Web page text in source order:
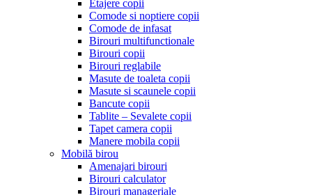
Etajere copii
Comode si noptiere copii
Comode de infasat
Birouri multifunctionale
Birouri copii
Birouri reglabile
Masute de toaleta copii
Masute si scaunele copii
Bancute copii
Tablite – Sevalete copii
Tapet camera copii
Manere mobila copii
Mobilă birou
Amenajari birouri
Birouri calculator
Birouri manageriale